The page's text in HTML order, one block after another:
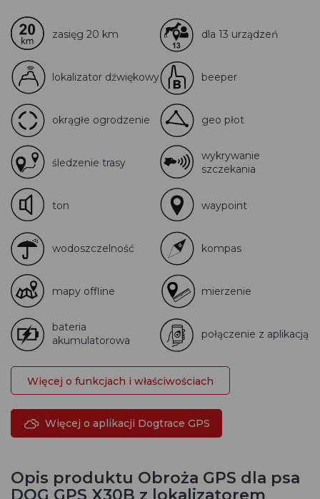
zasięg 20 km dla 13 urządzeń
lokalizator dźwiękowy beeper
okrągłe ogrodzenie geo płot
śledzenie trasy
wykrywanie
szczekania
ton waypoint
wodoszczelność kompas
mapy offline mierzenie
bateria
akumulatorowa
połączenie z aplikacją
Więcej o funkcjach i właściwościach
Więcej o aplikacji Dogtrace GPS
Opis produktu Obroża GPS dla psa
DOG GPS X30B z lokalizatorem